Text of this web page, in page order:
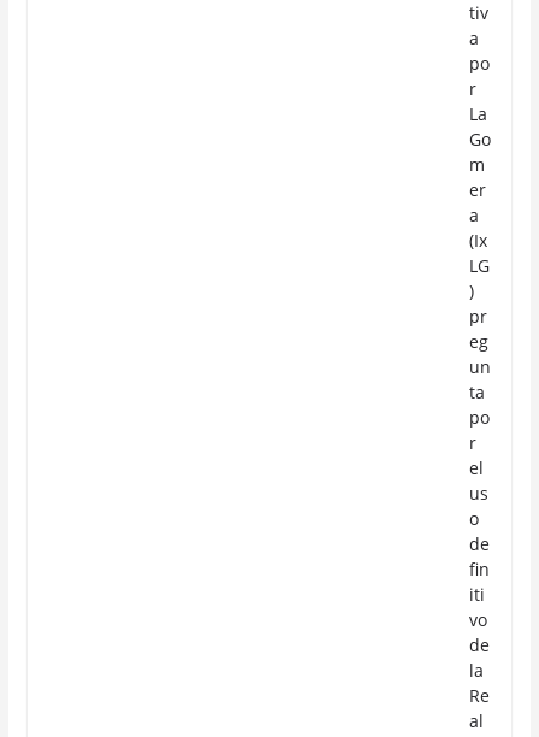
tiv
a
po
r
La
Go
m
er
a
(Ix
LG
)
pr
eg
un
ta
po
r
el
us
o
de
fin
iti
vo
de
la
Re
al